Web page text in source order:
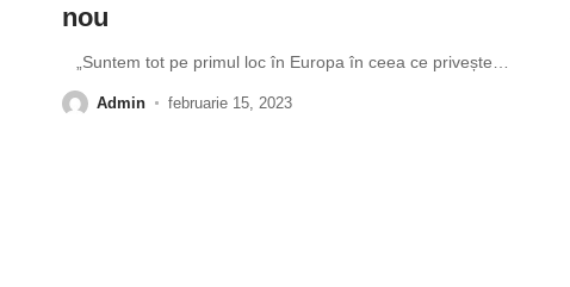
nou
„Suntem tot pe primul loc în Europa în ceea ce privește
Admin februarie 15, 2023